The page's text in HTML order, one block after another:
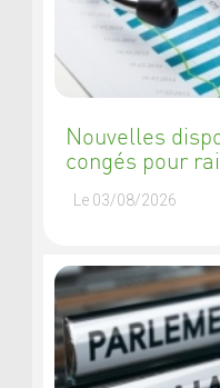
Nouvelles
congés pour
Le 03/08/2026